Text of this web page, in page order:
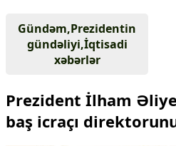
Gündəm
Dünya
Cənubi Qafqaz
Türk Dünyası
Yaxın Şərq
Gündəm,Prezidentin
gündəliyi,İqtisadi
xəbərlər
Prezident İlham
baş icraçı